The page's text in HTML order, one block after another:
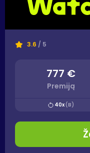
3.6 / 5
777 €
Premiją
40x(B)